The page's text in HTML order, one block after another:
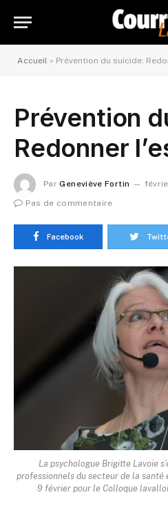
Accueil » Prévention du suicide:
Prévention
Redonner
Par Geneviève Fortin
Pas de commentaire
Facebook
La psychologue Brigitte Lavoie
professionnels du secteur de la santé
9 février pour le Colloque